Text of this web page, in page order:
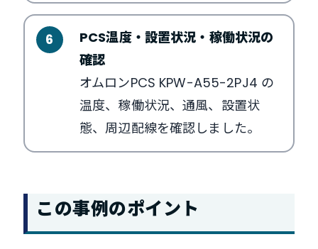
PCS温度・設置状況・稼働状況の
確認
オムロンPCS KPW-A55-2PJ4 の
温度、稼働状況、通風、設置状
態、周辺配線を確認しました。
この事例のポイント